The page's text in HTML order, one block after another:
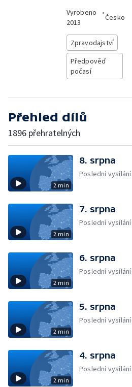
Vyrobeno
2013
•
Česko
Zpravodajství
Předpověď
počasí
Přehled dílů
1896 přehratelných
2 min
8. srpna
Poslední vysílání
2 min
7. srpna
Poslední vysílání
2 min
6. srpna
Poslední vysílání
2 min
5. srpna
Poslední vysílání
2 min
4. srpna
Poslední vysílání